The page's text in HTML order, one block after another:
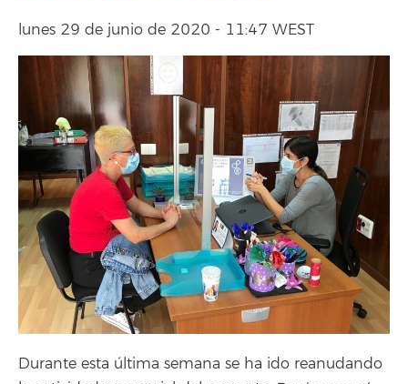
lunes 29 de junio de 2020 - 11:47 WEST
Durante esta última semana se ha ido reanudando